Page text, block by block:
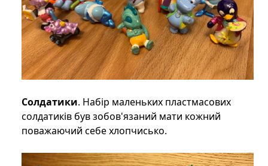
Солдатики. Набір маленьких пластмасових
солдатиків був зобов'язаний мати кожний
поважаючий себе хлопчисько.